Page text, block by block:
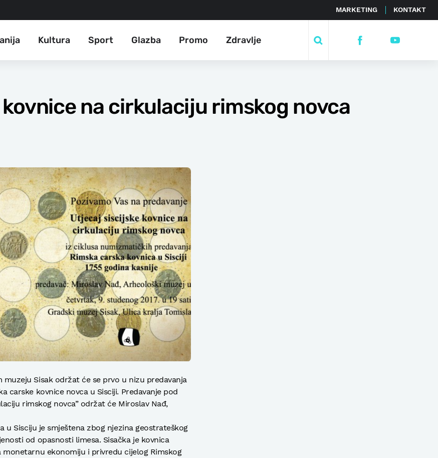
MARKETING KONTAKT
Kultura Sport Glazba Promo Zdravlje
na cirkulaciju rimskog novca
muzeju Sisak održat će se prvo u nizu predavanja
carske kovnice novca u Sisciji. Predavanje pod
rimskog novca” održat će Miroslav Nađ,
u Sisciju je smještena zbog njezina geostrateškog
od opasnosti limesa. Sisačka je kovnica
ekonomiju i privredu cijelog Rimskog